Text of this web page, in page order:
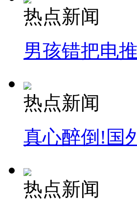
热点新闻
男孩错把电
热点新闻
真心醉倒!国
热点新闻